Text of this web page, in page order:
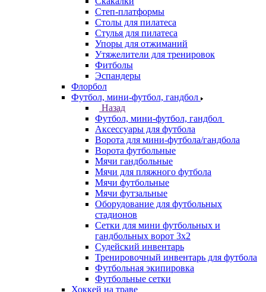
Степ-платформы
Столы для пилатеса
Стулья для пилатеса
Упоры для отжиманий
Утяжелители для тренировок
Фитболы
Эспандеры
Флорбол
Футбол, мини-футбол, гандбол
Назад
Футбол, мини-футбол, гандбол
Аксессуары для футбола
Ворота для мини-футбола/гандбола
Ворота футбольные
Мячи гандбольные
Мячи для пляжного футбола
Мячи футбольные
Мячи футзальные
Оборудование для футбольных
стадионов
Сетки для мини футбольных и
гандбольных ворот 3х2
Судейский инвентарь
Тренировочный инвентарь для футбола
Футбольная экипировка
Футбольные сетки
Хоккей на траве